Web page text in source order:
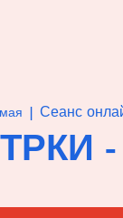
  |
Сеанс
ТРКИ